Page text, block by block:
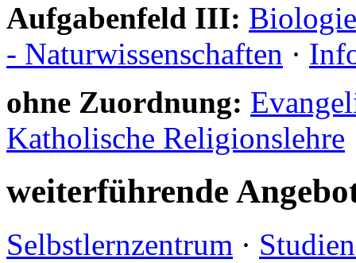
Aufgabenfeld III: Biologie
- Naturwissenschaften ·
ohne Zuordnung:
Katholische Religionslehre
weiterführende
Selbstlernzentrum ·